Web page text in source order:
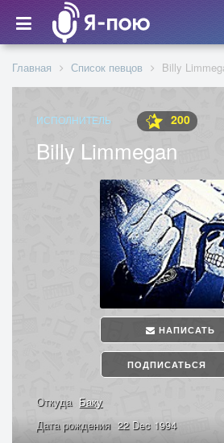
Главная Список певцов Billy
ИСПОЛНИТЕЛЬ 200
Billy Limmegan
НАПИСАТЬ
ПОДПИСАТЬСЯ
Откуда Баку
Дата рождения 22 Dec 1994